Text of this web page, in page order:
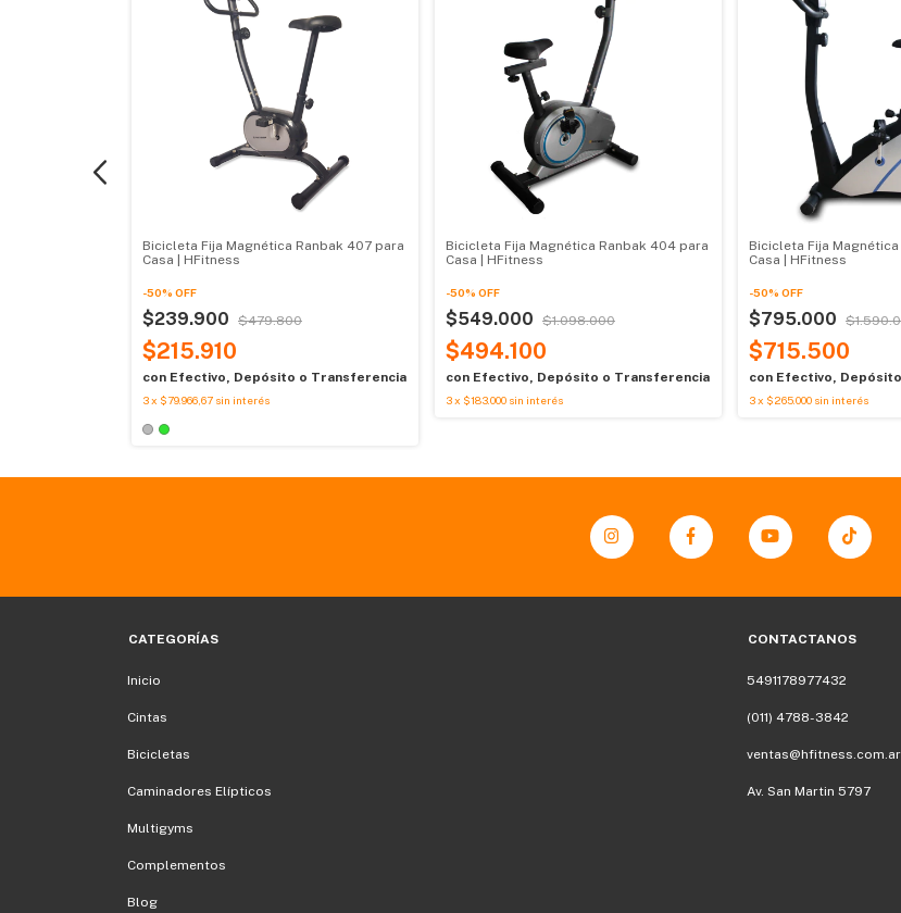
Bicicleta Fija Magnética Ranbak 407 para
Casa | HFitness
-50% OFF
$239.900 $479.800
$215.910
con Efectivo, Depósito o Transferencia
3x $79.966,67 sin interés
Bicicleta Fija Magnética Ranbak 404 para
Casa | HFitness
-50% OFF
$549.000 $1.098.000
$494.100
con Efectivo, Depósito o Transferencia
3x $183.000 sin interés
Bicicleta Fija
Casa | HFitness
-50% OFF
$795.000
$715.500
con Efectivo,
3x $265.000 sin interés
CATEGORÍAS
Inicio
Cintas
Bicicletas
Caminadores Elípticos
Multigyms
Complementos
Blog
CONTACTANOS
5491178977432
(011) 4788-3842
ventas@hfitness.com.ar
Av. San Martin 5797